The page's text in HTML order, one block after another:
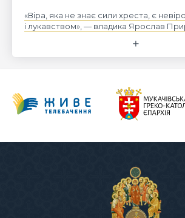
«Віра, яка не знає сили хреста, є
і лукавством», — владика Ярослав